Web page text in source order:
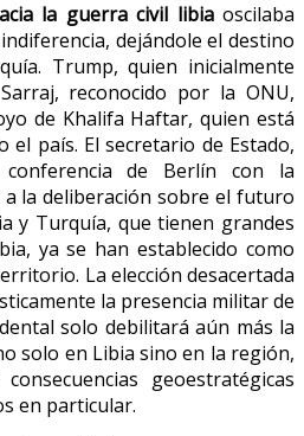
la guerra civil libiaoscilaba
dejándole el destino
Trump, quien inicialmente
reconocido por la ONU,
de Khalifa Haftar, quien está
el país. El secretario de Estado,
de Berlín con la
la deliberación sobre el futuro
y Turquía, que tienen grandes
ya se han establecido como
La elección desacertada
la presencia militar de
solo debilitará aún más la
solo en Libia sino en la región,
geoestratégicas
en particular.